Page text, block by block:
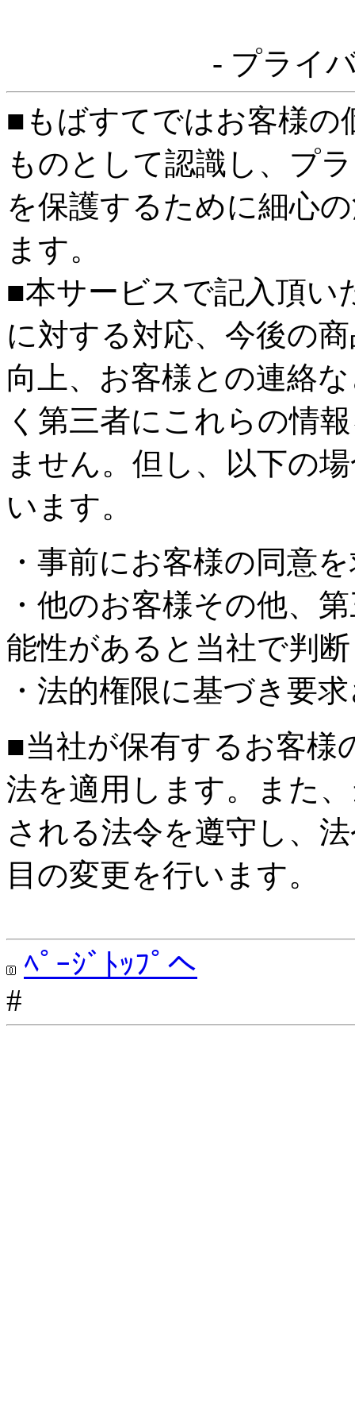
- プライ
■もばすてではお客様の
ものとして認識し、プ
を保護するために細心
ます。
■本サービスで記入頂い
に対する対応、今後の
向上、お客様との連絡
く第三者にこれらの情
ません。但し、以下の
います。
・事前にお客様の同意
・他のお客様その他、
能性があると当社で判
・法的権限に基づき要
■当社が保有するお客様
法を適用します。また
される法令を遵守し、
目の変更を行います。
ﾍﾟｰｼﾞﾄｯﾌﾟへ
#